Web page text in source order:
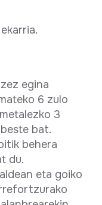
egina
6 zulo
3
bat.
behera
du.
eta goiko